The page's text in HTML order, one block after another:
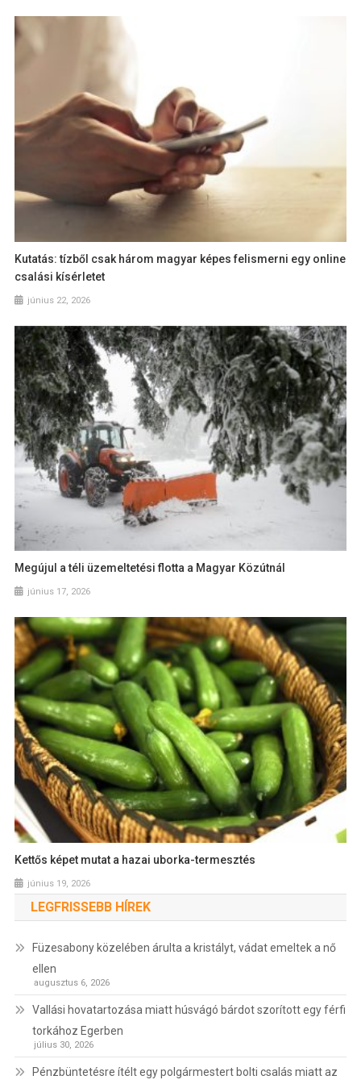
Kutatás: tízből csak három magyar képes felismerni egy online
csalási kísérletet
június 22, 2026
Megújul a téli üzemeltetési flotta a Magyar Közútnál
június 17, 2026
Kettős képet mutat a hazai uborka-termesztés
június 19, 2026
LEGFRISSEBB HÍREK
Füzesabony közelében árulta a kristályt, vádat emeltek a nő
ellen
augusztus 6, 2026
Vallási hovatartozása miatt húsvágó bárdot szorított egy férfi
torkához Egerben
július 30, 2026
Pénzbüntetésre ítélt egy polgármestert bolti csalás miatt az